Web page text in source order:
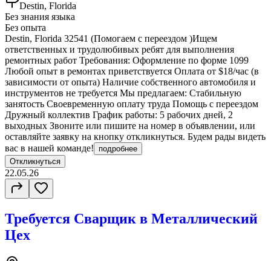
Destin, Florida
Без знания языка
Без опыта
Destin, Florida 32541 (Помогаем с переездом )Ищем
ответственных и трудолюбивых ребят для выполнения
ремонтных работ Требования: Оформление по форме 1099
Любой опыт в ремонтах приветствуется Оплата от $18/час (в
зависимости от опыта) Наличие собственного автомобиля и
инструментов не требуется Мы предлагаем: Стабильную
занятость Своевременную оплату труда Помощь с переездом
Дружный коллектив График работы: 5 рабочих дней, 2
выходных Звоните или пишите на номер в объявлении, или
оставляйте заявку на кнопку откликнуться. Будем рады видеть
вас в нашей команде!
подробнее
Откликнуться
22.05.26
Требуется Сварщик в Металлический
Цех